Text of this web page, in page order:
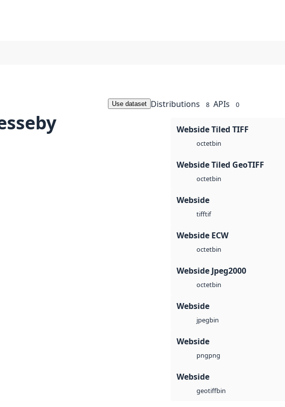
Use dataset Distributions 8 APIs 0
Webside Tiled TIFF
octetbin
Webside Tiled GeoTIFF
octetbin
Webside
tifftif
Webside ECW
octetbin
Webside Jpeg2000
octetbin
Webside
jpegbin
Webside
pngpng
Webside
geotiffbin